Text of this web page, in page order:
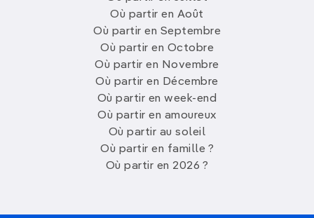
Où partir en Août
Où partir en Septembre
Où partir en Octobre
Où partir en Novembre
Où partir en Décembre
Où partir en week-end
Où partir en amoureux
Où partir au soleil
Où partir en famille ?
Où partir en 2026 ?